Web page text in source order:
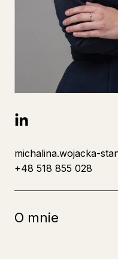
michalina.wojacka-
+48 518 855 028
O mnie